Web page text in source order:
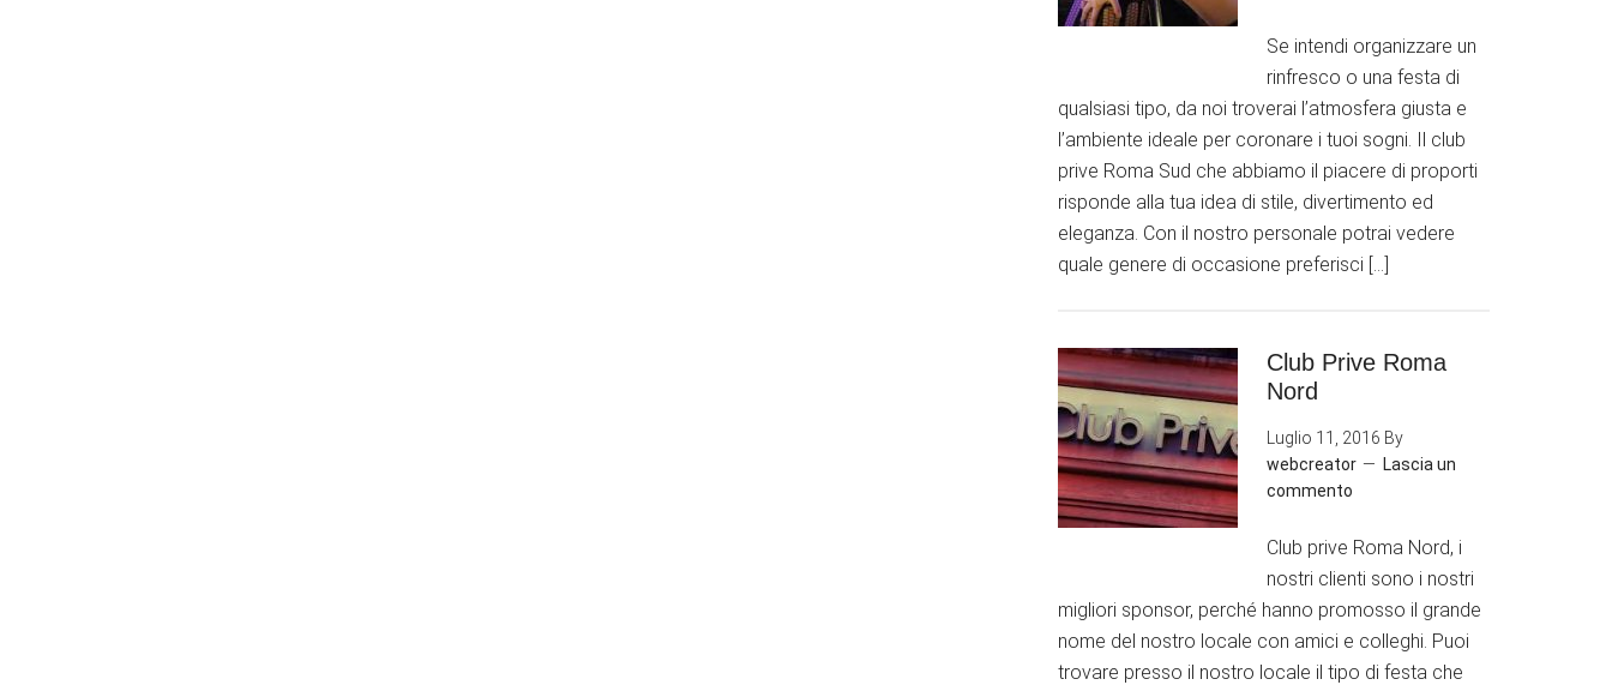
Se intendi organizzare un
rinfresco o una festa di
qualsiasi tipo, da noi troverai l’atmosfera giusta e
l’ambiente ideale per coronare i tuoi sogni. Il club
prive Roma Sud che abbiamo il piacere di proporti
risponde alla tua idea di stile, divertimento ed
eleganza. Con il nostro personale potrai vedere
quale genere di occasione preferisci […]
Club Prive Roma
Nord
Luglio 11, 2016 By
webcreator
Lascia un
commento
Club prive Roma Nord, i
nostri clienti sono i nostri
migliori sponsor, perché hanno promosso il grande
nome del nostro locale con amici e colleghi. Puoi
trovare presso il nostro locale il tipo di festa che